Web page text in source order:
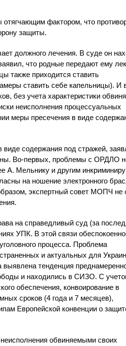
фактором, что
защиты.
должного лечения. В суде он
что родные передают ему
также приходится ставить
ставить себе капельницы). И
без учета характеристики
неисполнения процессуальных
меры пресечения в виде
содержания под стражей,
Во-первых, проблемы с ОРДЛО
А. Мельнику и другим
на ношение электронного
экспертный совет МОПЧ не
на справедливый суд (за
УПК. В этой связи
процесса. Проблема
и актуальных для
тенденция
и находились в СИЗО. С
обеспечения, конвоирование в
сроков (4 года и 7 месяцев),
Европейской конвенции о
обвиняемыми своих